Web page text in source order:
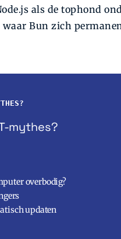
als de tophond
Bun zich
mythes?
overbodig?
updaten